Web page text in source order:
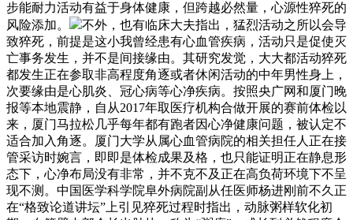
步能耐力活动有益于身体健康，但跨越必然量，心源性猝死的
风险添加。
不外，也有临床大夫指出，猛烈活动之所以会导
致猝死，前提是这小我曾经患有心血管疾病，活动只是促使灭
亡事务发生，并不是间接缘由。其研究发觉，大大都活动猝死
都发生正在参取非高程度角逐或者休闲活动的中年男性身上，
次要缘由是心肌炎、冠心病等心净疾病。按照央广网和厦门晚
报等本地震静，自从2017年取医疗机构合做开展的赛前体检以
来，厦门马拉松几乎每年都有跑者因心净健康问题，被认定不
适合加入角逐。厦门大学从属心血管病院的相关担任人正在接
管采访时婉言，即即是体检成果及格，也只能证明正在静息形
态下，心净布局没有非常，并不克不及正在高负荷环境下不呈
现不测。中国医学科学院阜外病院副从任医师杨进刚前不久正
在“格致论道讲坛”上引见猝死过程时指出，动脉粥样软化初